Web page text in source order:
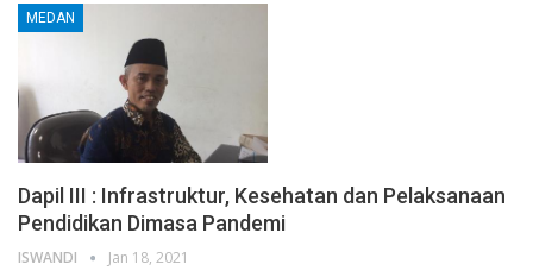
MEDAN
Dapil III : Infrastruktur, Kesehatan dan Pelaksanaan
Pendidikan Dimasa Pandemi
ISWANDI Jan 18, 2021